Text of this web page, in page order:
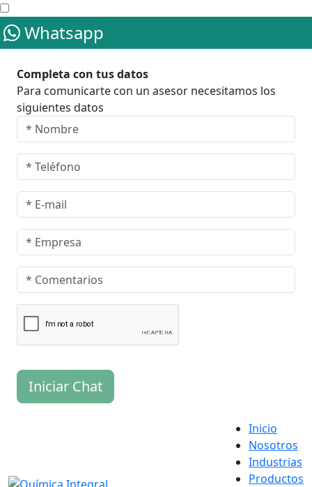
Whatsapp
Completa con tus datos
Para comunicarte con un asesor necesitamos los
siguientes datos
Iniciar Chat
Inicio
Nosotros
Industrias
Productos